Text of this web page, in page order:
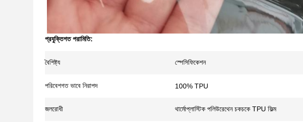
প্রযুক্তিগত পরামিতি:
বৈশিষ্ট্য স্পেসিফিকেশন
পরিবেশগত ভাবে নিরাপদ 100% TPU
জলরোধী থার্মোপ্লাস্টিক পলিউরেথেন চকচকে TPU ফিল্ম